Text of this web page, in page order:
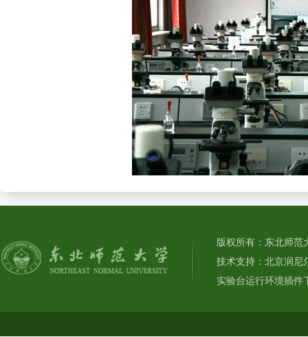
版权所有：东北师
技术支持：北京润尼
实验台运行环境插件